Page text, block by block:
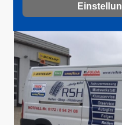
IMG_1710.JPG